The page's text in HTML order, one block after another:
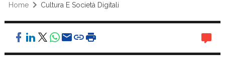
Home Cultura E Società Digitali